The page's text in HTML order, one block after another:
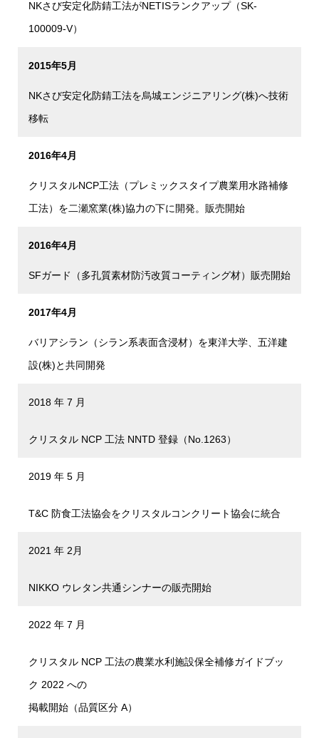
NKさび安定化防錆工法がNETISランクアップ（SK-
100009-V）
2015年5月
NKさび安定化防錆工法を烏城エンジニアリング(株)へ技術
移転
2016年4月
クリスタルNCP工法（プレミックスタイプ農業用水路補修
工法）を二瀬窯業(株)協力の下に開発。販売開始
2016年4月
SFガード（多孔質素材防汚改質コーティング材）販売開始
2017年4月
バリアシラン（シラン系表面含浸材）を東洋大学、五洋建
設(株)と共同開発
2018 年 7 月
クリスタル NCP 工法 NNTD 登録（No.1263）
2019 年 5 月
T&C 防食工法協会をクリスタルコンクリート協会に統合
2021 年 2月
NIKKO ウレタン共通シンナーの販売開始
2022 年 7 月
クリスタル NCP 工法の農業水利施設保全補修ガイドブッ
ク 2022 への
掲載開始（品質区分 A）